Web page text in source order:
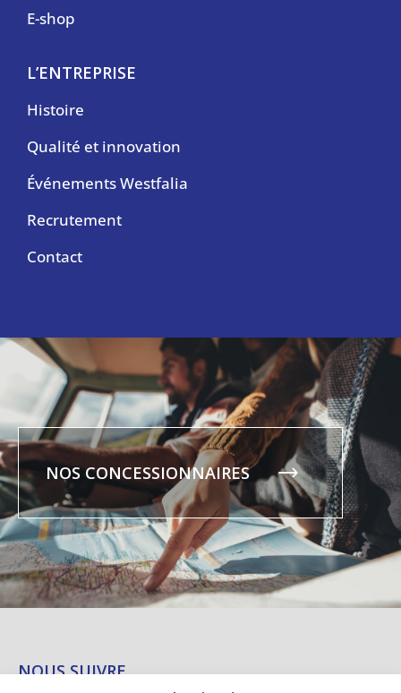
E-shop
L’ENTREPRISE
Histoire
Qualité et innovation
Événements Westfalia
Recrutement
Contact
NOS CONCESSIONNAIRES
NOUS SUIVRE